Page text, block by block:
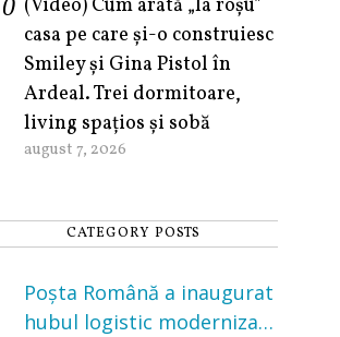
(Video) Cum arată „la roşu”
casa pe care şi-o construiesc
Smiley şi Gina Pistol în
Ardeal. Trei dormitoare,
living spațios și sobă
august 7, 2026
CATEGORY POSTS
Poșta Română a inaugurat
hubul logistic modernizat